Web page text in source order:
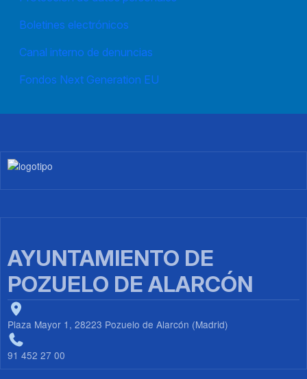
Boletines electrónicos
Canal interno de denuncias
Fondos Next Generation EU
Imagen
AYUNTAMIENTO DE
POZUELO DE ALARCÓN
Plaza Mayor 1, 28223 Pozuelo de Alarcón (Madrid)
91 452 27 00